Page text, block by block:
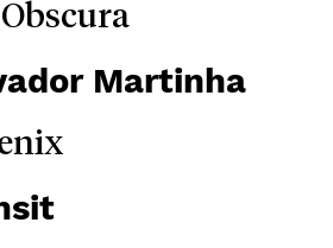
Martinha